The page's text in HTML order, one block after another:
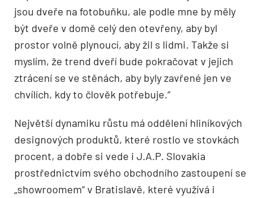
jsou dveře na fotobuňku, ale podle mne by měly
být dveře v domě celý den otevřeny, aby byl
prostor volně plynoucí, aby žil s lidmi. Takže si
myslím, že trend dveří bude pokračovat v jejich
ztrácení se ve stěnách, aby byly zavřené jen ve
chvílích, kdy to člověk potřebuje.“
Největší dynamiku růstu má oddělení hliníkových
designových produktů, které rostlo ve stovkách
procent, a dobře si vede i J.A.P. Slovakia
prostřednictvím svého obchodního zastoupení se
„showroomem“ v Bratislavě, které využívá i